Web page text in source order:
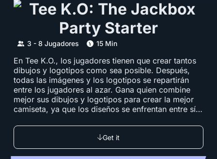
3 - 8 Jugadores 15 Min
En Tee K.O., los jugadores tienen que crear tantos
dibujos y logotipos como sea posible. Después,
todas las imágenes y los logotipos se repartirán
entre los jugadores al azar. Gana quien combine
mejor sus dibujos y logotipos para crear la mejor
camiseta, ya que los diseños se enfrentan entre sí
votos en cada ronda deben sobrevivir al desafío
final para convertirse en la mejor camiseta. Tee...
K.O. ¿Lo entiendes?
Get it